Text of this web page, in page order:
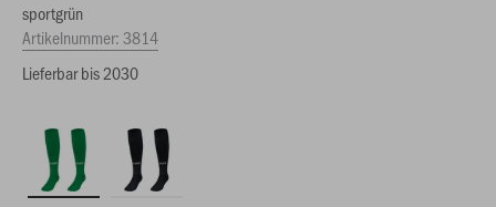
sportgrün
Artikelnummer:3814
Lieferbar bis 2030